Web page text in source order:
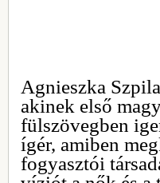
Agnieszka
akinek első
fülszövegben
ígér, amiben
fogyasztói